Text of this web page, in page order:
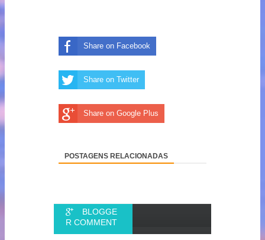
Share on Facebook
Share on Twitter
Share on Google Plus
POSTAGENS RELACIONADAS
BLOGGE
R COMMENT